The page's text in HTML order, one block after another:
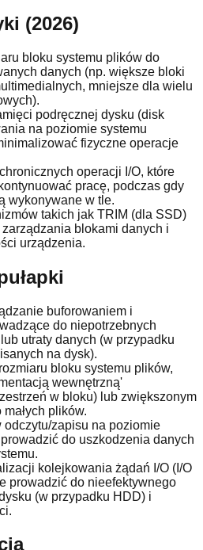
(2026)
bloku systemu plików do
danych (np. większe bloki
mniejsze dla wielu
podręcznej dysku (disk
na poziomie systemu
fizyczne operacje
operacji I/O, które
pracę, podczas gdy
wykonywane w tle.
takich jak TRIM (dla SSD)
blokami danych i
urządzenia.
buforowaniem i
do niepotrzebnych
utraty danych (w przypadku
na dysk).
bloku systemu plików,
wewnętrzną'
w bloku) lub zwiększonym
plików.
odczytu/zapisu na poziomie
do uszkodzenia danych
kolejkowania żądań I/O (I/O
prowadzić do nieefektywnego
(w przypadku HDD) i